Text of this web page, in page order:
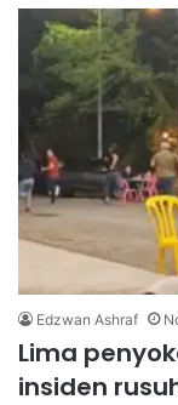
Edzwan Ashraf
Lima
insiden